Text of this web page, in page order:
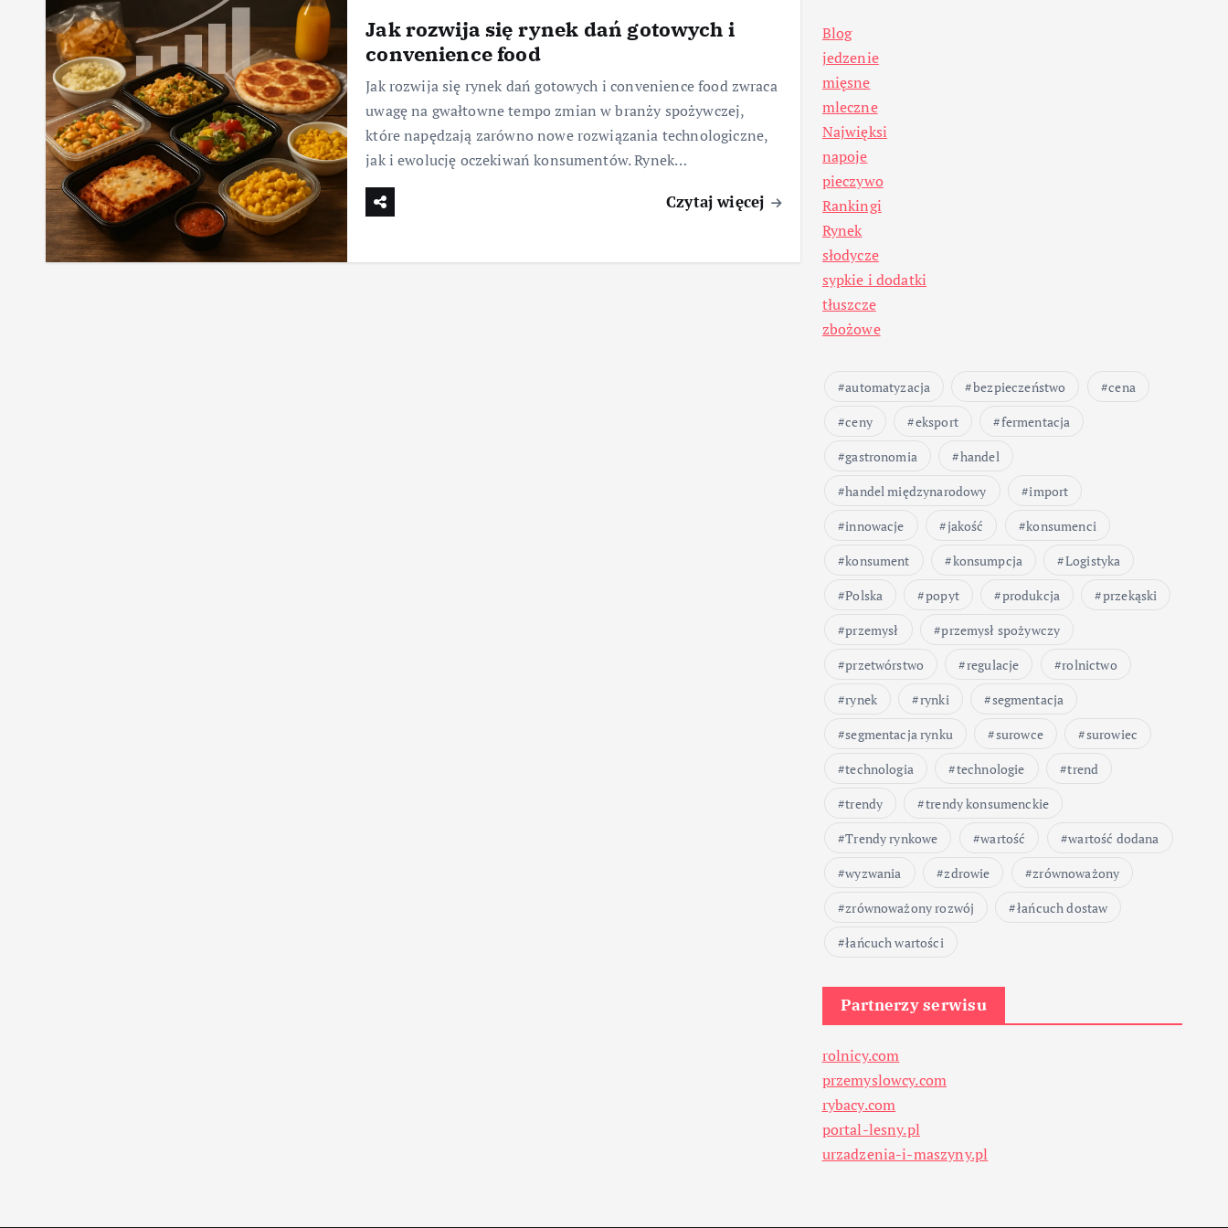
Jak rozwija się rynek dań gotowych i
convenience food
Jak rozwija się rynek dań gotowych i convenience food zwraca
uwagę na gwałtowne tempo zmian w branży spożywczej,
które napędzają zarówno nowe rozwiązania technologiczne,
jak i ewolucję oczekiwań konsumentów. Rynek…
Czytaj więcej
Blog
jedzenie
mięsne
mleczne
Najwięksi
napoje
pieczywo
Rankingi
Rynek
słodycze
sypkie i dodatki
tłuszcze
zbożowe
automatyzacja bezpieczeństwo
cena
ceny
eksport
fermentacja
gastronomia
handel
handel międzynarodowy
import
innowacje
jakość
konsumenci
konsument
konsumpcja
Logistyka
Polska
popyt produkcja
przekąski
przemysł
przemysł spożywczy
przetwórstwo
regulacje
rolnictwo
rynek
rynki
segmentacja
segmentacja rynku
surowce
surowiec
technologia
technologie
trend
trendy
trendy konsumenckie
Trendy rynkowe
wartość
wartość dodana
wyzwania
zdrowie
zrównoważony
zrównoważony rozwój
łańcuch dostaw
łańcuch wartości
Partnerzy serwisu
rolnicy.com
przemyslowcy.com
rybacy.com
portal-lesny.pl
urzadzenia-i-maszyny.pl